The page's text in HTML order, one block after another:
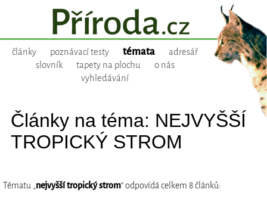
články poznávací testy témata
adresář
slovník
tapety na plochu
o nás
vyhledávání
Články na téma: NEJVYŠŠÍ
TROPICKÝ STROM
Tématu „nejvyšší tropický strom“ odpovídá celkem 8 článků: